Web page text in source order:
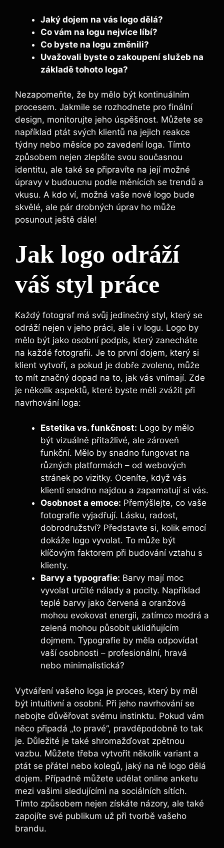
Jaký dojem na vás logo dělá?
Co vám na logu nejvíce líbí?
Co byste na logu změnili?
Uvažovali byste o zakoupení služeb na
základě tohoto loga?
Nezapomeňte, že by mělo být kontinuálním
procesem. Jakmile se rozhodnete pro finální
design, monitorujte jeho úspěšnost. Můžete se
například ptát svých klientů na jejich reakce
týdny nebo měsíce po zavedení loga. Tímto
způsobem nejen zlepšíte svou současnou
identitu, ale také se připravíte na její možné
úpravy v budoucnu podle měnících se trendů a
vkusu. A kdo ví, možná vaše nové logo bude
skvělé, ale pár drobných úprav ho může
posunout ještě dále!
Jak logo odráží
váš styl práce
Každý fotograf má svůj jedinečný styl, který se
odráží nejen v jeho práci, ale i v logu. Logo by
mělo být jako osobní podpis, který zanecháte
na každé fotografii. Je to první dojem, který si
klient vytvoří, a pokud je dobře zvoleno, může
to mít značný dopad na to, jak vás vnímají. Zde
je několik aspektů, které byste měli zvážit při
navrhování loga:
Estetika vs. funkčnost: Logo by mělo
být vizuálně přitažlivé, ale zároveň
funkční. Mělo by snadno fungovat na
různých platformách – od webových
stránek po vizitky. Oceníte, když vás
klienti snadno najdou a zapamatují si vás.
Osobnost a emoce: Přemýšlejte, co vaše
fotografie vyjadřují. Lásku, radost,
dobrodružství? Představte si, kolik emocí
dokáže logo vyvolat. To může být
klíčovým faktorem při budování vztahu s
klienty.
Barvy a typografie: Barvy mají moc
vyvolat určité nálady a pocity. Například
teplé barvy jako červená a oranžová
mohou evokovat energii, zatímco modrá a
zelená mohou působit uklidňujícím
dojmem. Typografie by měla odpovídat
vaší osobnosti – profesionální, hravá
nebo minimalistická?
Vytváření vašeho loga je proces, který by měl
být intuitivní a osobní. Při jeho navrhování se
nebojte důvěřovat svému instinktu. Pokud vám
něco připadá „to pravé“, pravděpodobně to tak
je. Důležité je také shromažďovat zpětnou
vazbu. Můžete třeba vytvořit několik variant a
ptát se přátel nebo kolegů, jaký na ně logo dělá
dojem. Případně můžete udělat online anketu
mezi vašimi sledujícími na sociálních sítích.
Tímto způsobem nejen získáte názory, ale také
zapojíte své publikum už při tvorbě vašeho
brandu.